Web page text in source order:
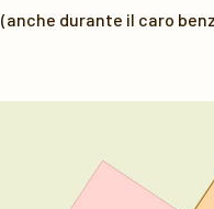
(anche durante il caro